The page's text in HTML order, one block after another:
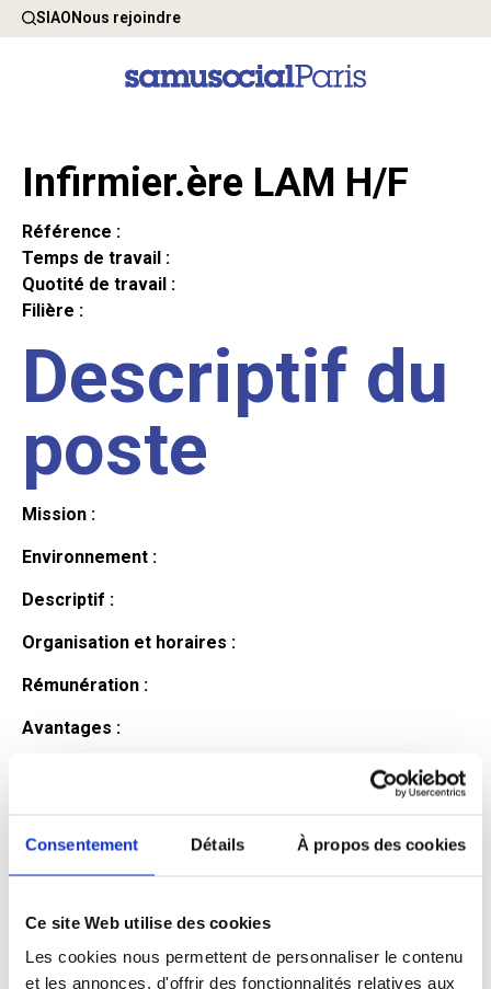
Consentement Détails À propos des cookies
Ce site Web utilise des cookies
Les cookies nous permettent de personnaliser le contenu
et les annonces, d'offrir des fonctionnalités relatives aux
SIAONous rejoindre
Infirmier.ère LAM H/F
Référence :
Temps de travail :
Quotité de travail :
Filière :
Descriptif du
poste
Mission :
Environnement :
Descriptif :
Organisation et horaires :
Rémunération :
Avantages :
candidat
Qualifications et diplômes :
Profil recherché :